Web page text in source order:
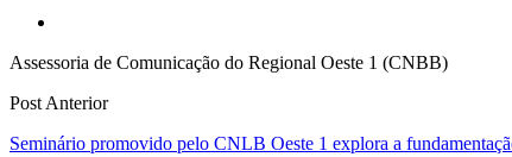
Assessoria de Comunicação do Regional Oeste 1 (CNBB)
Post Anterior
Seminário promovido pelo CNLB Oeste 1 explora a